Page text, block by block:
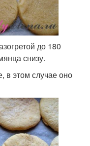
до 180
снизу.
в этом случае оно